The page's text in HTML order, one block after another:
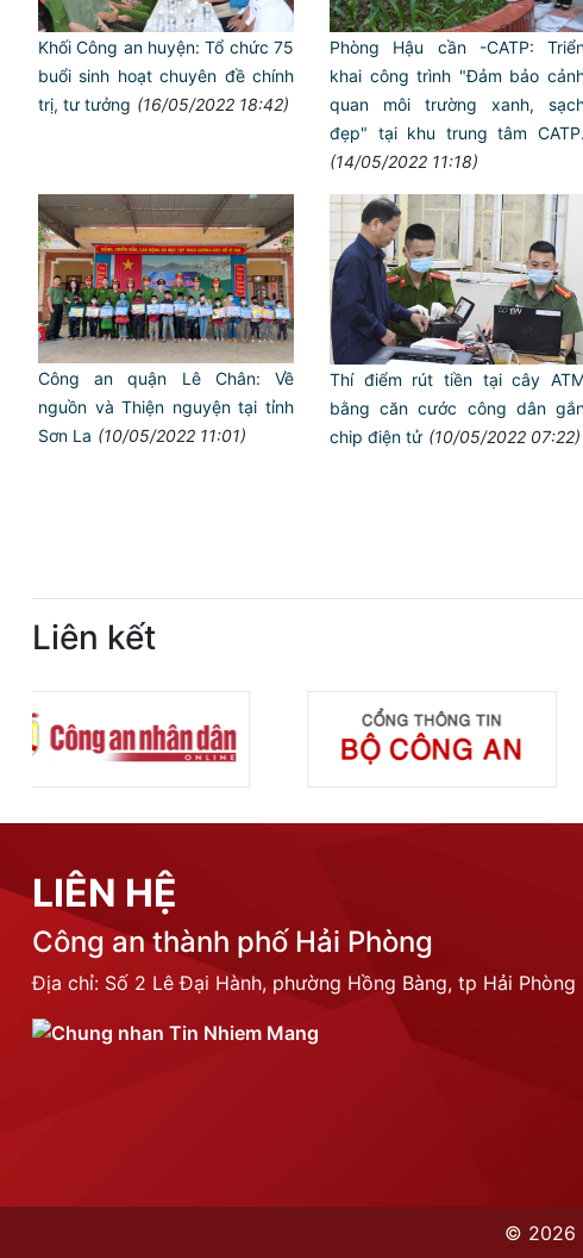
Khối Công an huyện: Tổ chức 75
buổi sinh hoạt chuyên đề chính
trị, tư tưởng (16/05/2022 18:42)
Phòng Hậu cần -CATP:
khai công trình "Đảm bảo
quan môi trường xanh,
đẹp" tại khu trung tâm CATP.
(14/05/2022 11:18)
Công an quận Lê Chân: Về
nguồn và Thiện nguyện tại tỉnh
Sơn La (10/05/2022 11:01)
Thí điểm rút tiền tại cây
bằng căn cước công dân
chip điện tử (10/05/2022 07:22)
Liên kết
LIÊN HỆ
Công an thành phố Hải Phòng
Địa chỉ: Số 2 Lê Đại Hành, phường Hồng Bàng, tp Hải Phòng
© 2026